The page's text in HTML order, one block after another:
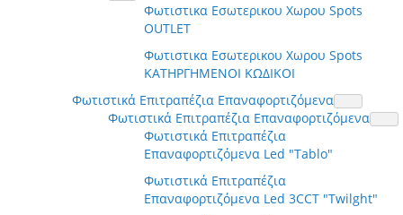
Φωτιστικα Εσωτερικου Χωρου Spots
OUTLET
Φωτιστικα Εσωτερικου Χωρου Spots
ΚΑΤΗΡΓΗΜΕΝΟΙ ΚΩΔΙΚΟΙ
Φωτιστικά Επιτραπέζια Επαναφορτιζόμενα
Φωτιστικά Επιτραπέζια Επαναφορτιζόμενα
Φωτιστικά Επιτραπέζια
Επαναφορτιζόμενα Led "Tablo"
Φωτιστικά Επιτραπέζια
Επαναφορτιζόμενα Led 3CCT "Twilght"